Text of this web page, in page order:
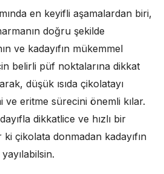
en keyifli aşamalardan biri,
doğru şekilde
ve kadayıfın mükemmel
belirli püf noktalarına dikkat
düşük ısıda çikolatayı
ve eritme sürecini önemli kılar.
dikkatlice ve hızlı bir
ki çikolata donmadan kadayıfın